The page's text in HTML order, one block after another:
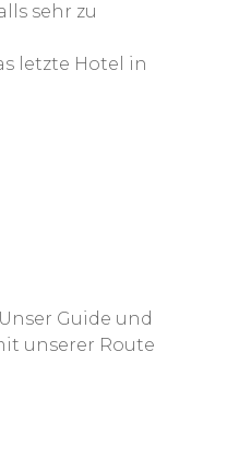
sehr zu
letzte Hotel in
Guide und
unserer Route